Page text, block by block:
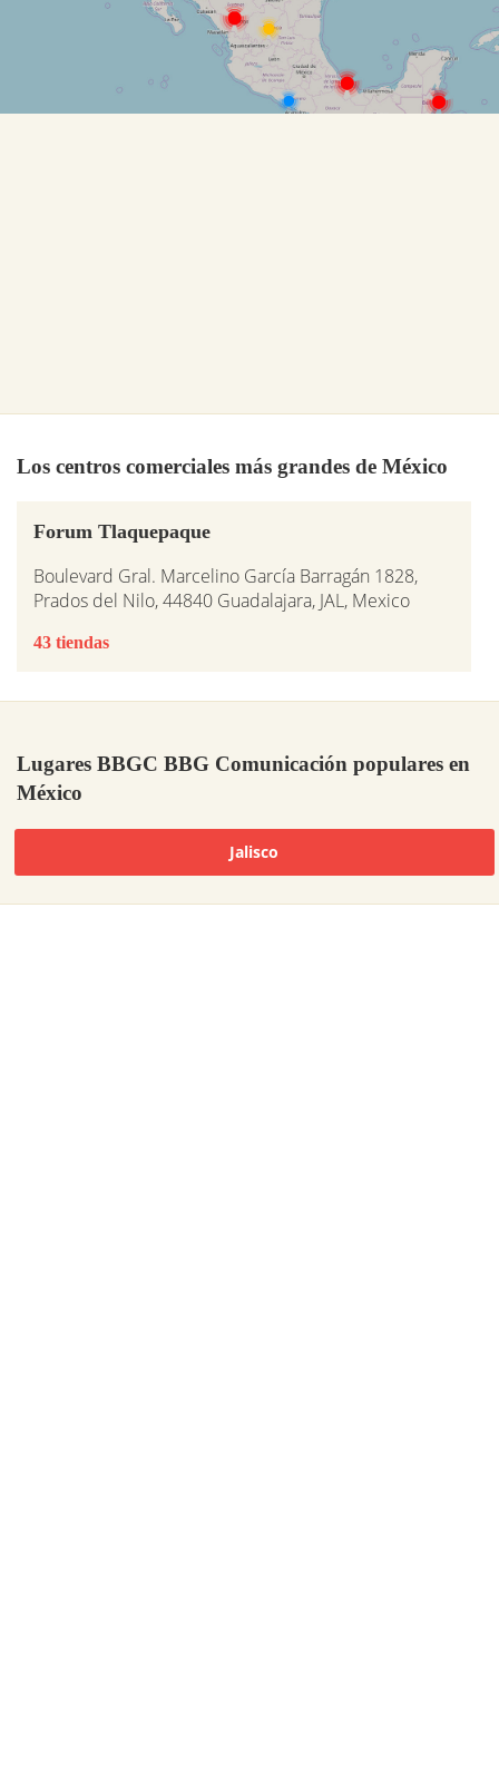
Los centros comerciales más grandes de México
Forum Tlaquepaque
Boulevard Gral. Marcelino García Barragán 1828,
Prados del Nilo, 44840 Guadalajara, JAL, Mexico
43 tiendas
Lugares BBGC BBG Comunicación populares en
México
Jalisco